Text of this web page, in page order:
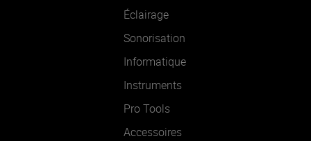
Éclairage
Sonorisation
Informatique
Instruments
Pro Tools
Accessoires